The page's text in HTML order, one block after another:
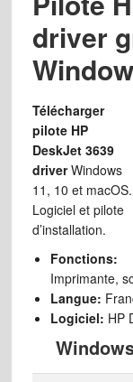
driver
Télécharger
pilote HP
DeskJet 3639
driverWindows
11, 10 et macOS.
Logiciel et pilote
d’installation.
Fonctions:
Imprimante,
Langue:
Logiciel: HP